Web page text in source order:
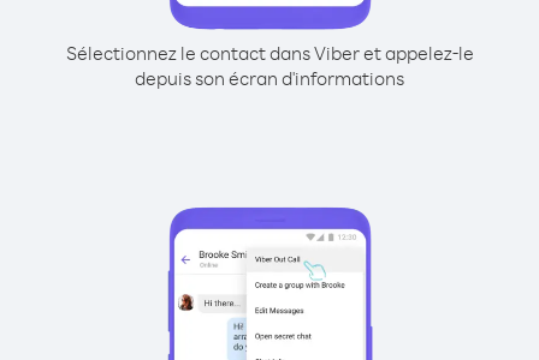
Sélectionnez le contact dans Viber et appelez-le
depuis son écran d'informations